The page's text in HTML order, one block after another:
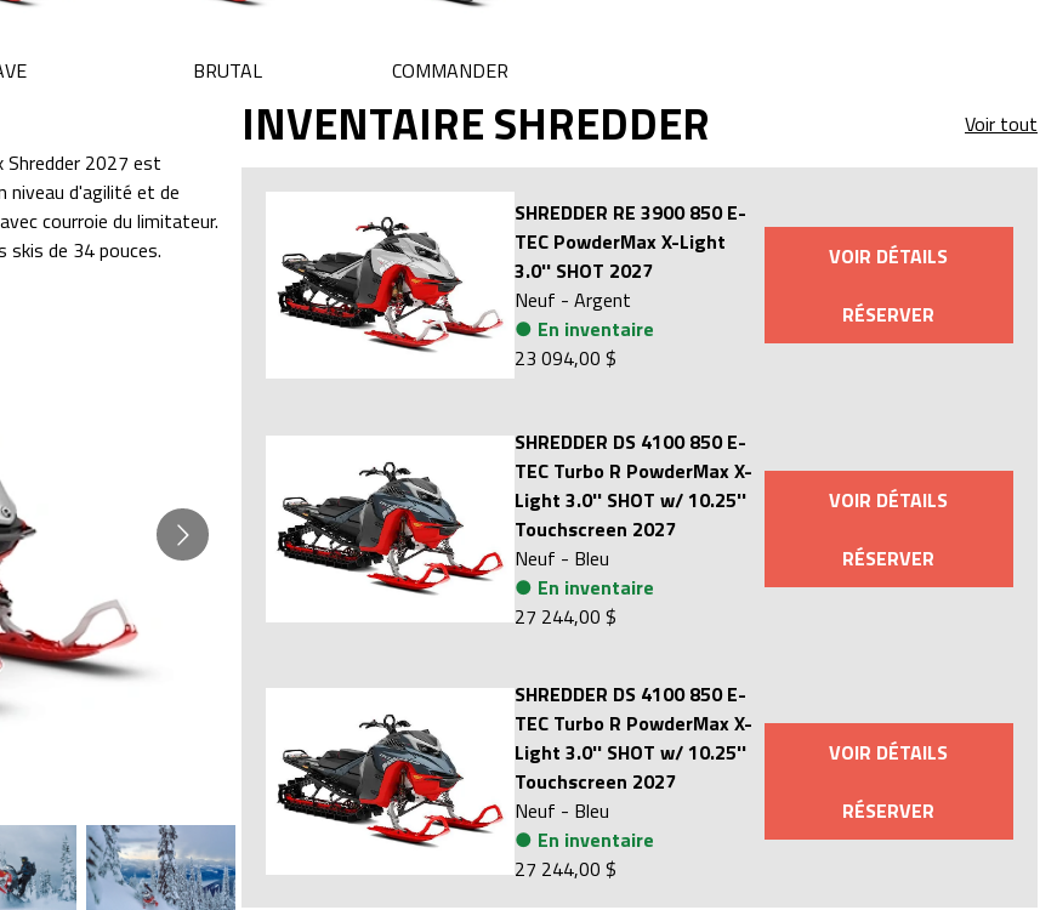
BRUTAL COMMANDER
2027 est
niveau d'agilité et de
courroie du limitateur.
skis de 34 pouces.
INVENTAIRE SHREDDER Voir tout
SHREDDER RE 3900 850 E-
TEC PowderMax X-Light
3.0'' SHOT 2027
Neuf - Argent
● En inventaire
23 094,00 $
VOIR DÉTAILS
RÉSERVER
SHREDDER DS 4100 850 E-
TEC Turbo R PowderMax X-
Light 3.0'' SHOT w/ 10.25''
Touchscreen 2027
Neuf - Bleu
● En inventaire
27 244,00 $
VOIR DÉTAILS
RÉSERVER
SHREDDER DS 4100 850 E-
TEC Turbo R PowderMax X-
Light 3.0'' SHOT w/ 10.25''
Touchscreen 2027
Neuf - Bleu
● En inventaire
27 244,00 $
VOIR DÉTAILS
RÉSERVER